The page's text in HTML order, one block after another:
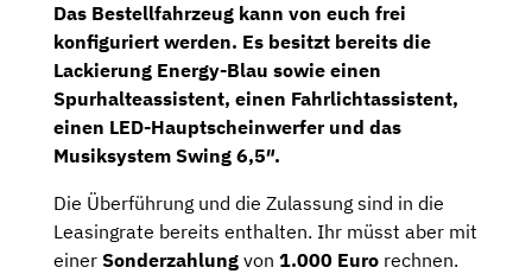
Das Bestellfahrzeug kann von euch frei
konfiguriert werden. Es besitzt bereits die
Lackierung Energy-Blau sowie einen
Spurhalteassistent, einen Fahrlichtassistent,
einen LED-Hauptscheinwerfer und das
Musiksystem Swing 6,5″.
Die Überführung und die Zulassung sind in die
Leasingrate bereits enthalten. Ihr müsst aber mit
einer Sonderzahlung von 1.000 Euro rechnen.